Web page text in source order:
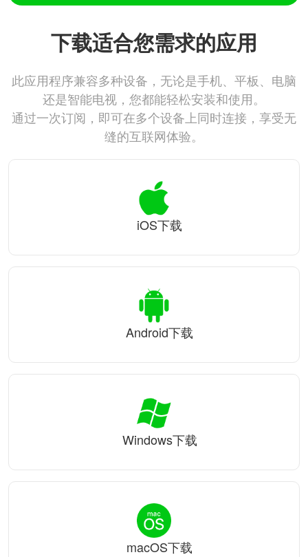
下载适合您需求的应用
此应用程序兼容多种设备，无论是手机、平板、电脑
还是智能电视，您都能轻松安装和使用。
通过一次订阅，即可在多个设备上同时连接，享受无
缝的互联网体验。
iOS下载
Android下载
Windows下载
macOS下载